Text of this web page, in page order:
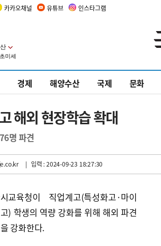
카카오채널 유튜브 인스타그램
경제 해양수산 국제 문화
해외 현장학습 확대
명 파견
| 입력 : 2024-09-23 18:27:30
교육청이 직업계고(특성화고·마이
) 학생의 역량 강화를 위해 해외 파견
강화한다.